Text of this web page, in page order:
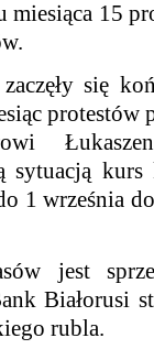
miesiąca 15
zaczęły się
protestów
sytuacją kurs
1 września
jest
Białorusi
rubla.